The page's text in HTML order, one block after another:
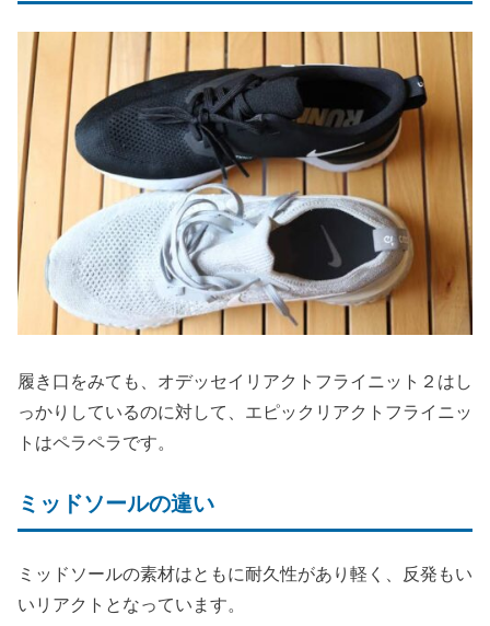
履き口をみても、オデッセイリアクトフライニット２はし
っかりしているのに対して、エピックリアクトフライニッ
トはペラペラです。
ミッドソールの違い
ミッドソールの素材はともに耐久性があり軽く、反発もい
いリアクトとなっています。